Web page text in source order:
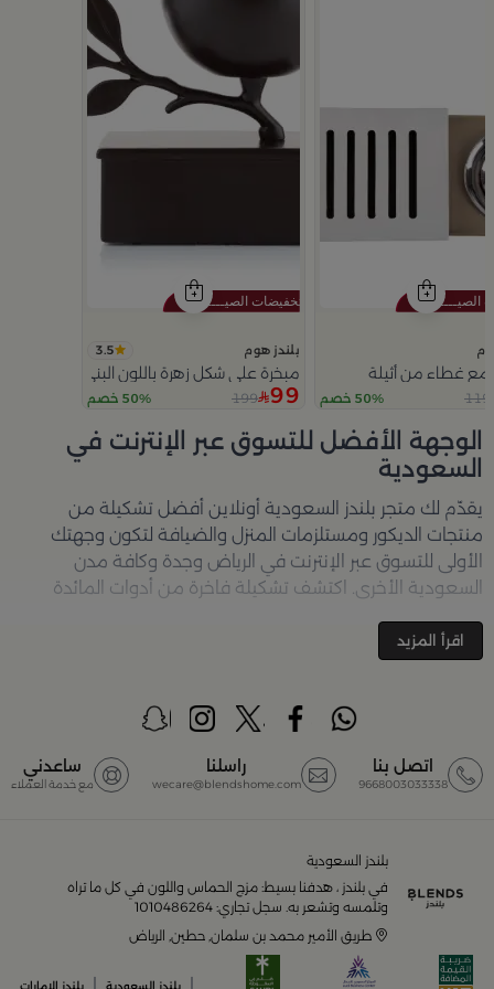
مع غطاء من أثيلة
119 50% خصم
بلندز هوم 3.5
مبخرة على شكل زهرة باللون البني من ملاذ
99
199 50% خصم
الوجهة الأفضل للتسوق عبر الإنترنت في
السعودية
يقدّم لك متجر بلندز السعودية أونلاين أفضل تشكيلة من
منتجات الديكور ومستلزمات المنزل والضيافة لتكون وجهتك
الأولى للتسوق عبر الإنترنت في الرياض وجدة وكافة مدن
السعودية الأخرى. اكتشف تشكيلة فاخرة من أدوات المائدة
جمالية على كل زاوية في منزلك – كل ذلك وأكثر في مكان واحد.
تصفّحي الآن عبر الرابط:
أفضل المنتجات والتصاميم في السعودية
منزلك وإضفاء لمسات أناقة. ستجد لدينا كل ما ترغب به من:
أواني تقديم فاخرة وأطقم مائدة راقية
أدوات القهوة والشاي الفريدة
اقرأ المزيد
اتصل بنا
9668003033338
راسلنا
wecare@blendshome.com
ساعدني
مع خدمة العملاء
بلندز السعودية
في بلندز ، هدفنا بسيط: مزج الحماس واللون في كل ما تراه
وتلمسه وتشعر به. سجل تجاري: 1010486264
طريق الأمير محمد بن سلمان, حطين, الرياض
بلندز السعودية بلندز الامارات